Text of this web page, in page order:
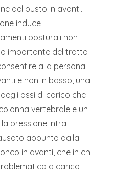
del busto in avanti.
induce
posturali non
importante del tratto
alla persona
e non in basso, una
assi di carico che
vertebrale e un
pressione intra
appunto dalla
in avanti, che in chi
a carico